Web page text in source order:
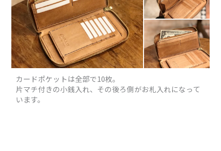
カードポケットは全部で10枚。
片マチ付きの小銭入れ、その後ろ側がお札入れになって
います。